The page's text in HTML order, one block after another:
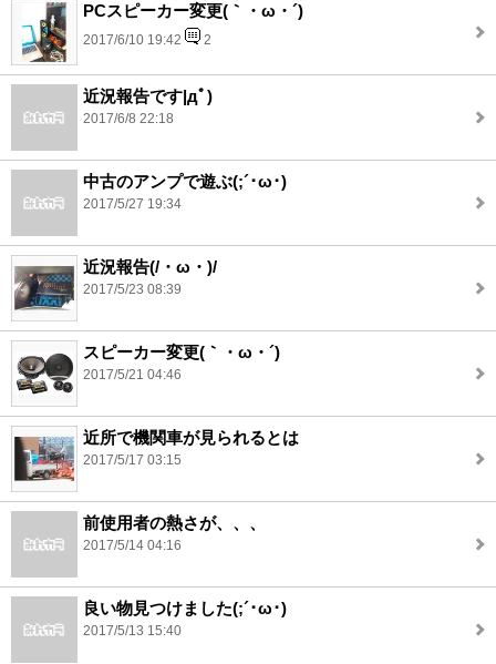
PCスピーカー変更(｀・ω・´)
2017/6/10 19:42 2
近況報告です|дﾟ)
2017/6/8 22:18
中古のアンプで遊ぶ(;´･ω･)
2017/5/27 19:34
近況報告(/・ω・)/
2017/5/23 08:39
スピーカー変更(｀・ω・´)
2017/5/21 04:46
近所で機関車が見られるとは
2017/5/17 03:15
前使用者の熱さが、、、
2017/5/14 04:16
良い物見つけました(;´･ω･)
2017/5/13 15:40